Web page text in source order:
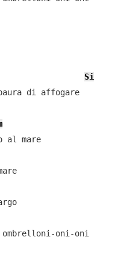
Si
di affogare
Quest'estate ce ne andremo al mare
Con la voglia pazza di remare
Fare un po' di bagni al largo